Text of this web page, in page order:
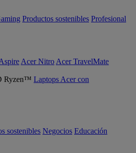
Productos sostenibles Profesional
Acer Nitro Acer TravelMate
Laptops Acer con
sostenibles Negocios Educación